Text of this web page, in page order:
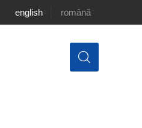
english română